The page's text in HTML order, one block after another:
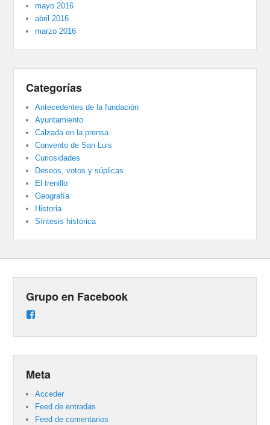
mayo 2016
abril 2016
marzo 2016
Categorías
Antecedentes de la fundación
Ayuntamiento
Calzada en la prensa
Convento de San Luis
Curiosidades
Deseos, votos y súplicas
El trenillo
Geografía
Historia
Síntesis histórica
Grupo en Facebook
Meta
Acceder
Feed de entradas
Feed de comentarios